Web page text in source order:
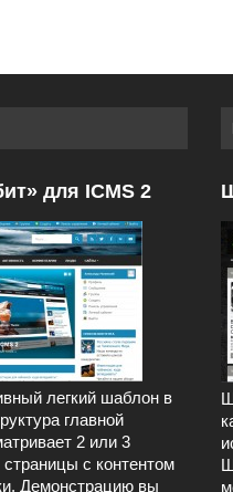
для ICMS 2
легкий шаблон в
главной
2 или 3
с контентом
Демонстрацию вы